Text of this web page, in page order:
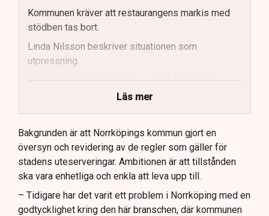
Kommunen kräver att restaurangens markis med
stödben tas bort.
Linda Nilsson beskriver situationen som
utpressning.
Flera krögare kritiserar kommunen för otydlig
Kommunen vill skapa enhetliga regler för
uteserveringar.
Lindas Kula ställer in uteserveringen för
sommaren.
Läs mer
Bakgrunden är att Norrköpings kommun gjort en
översyn och revidering av de regler som gäller för
stadens uteserveringar. Ambitionen är att tillstånden
ska vara enhetliga och enkla att leva upp till.
– Tidigare har det varit ett problem i Norrköping med en
godtycklighet kring den här branschen, där kommunen